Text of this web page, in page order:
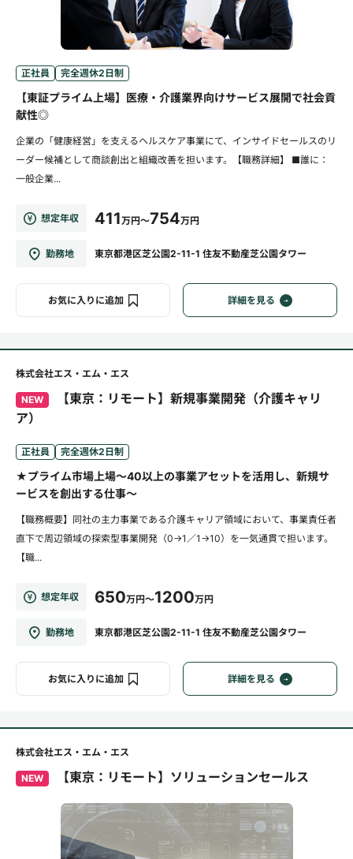
正社員 完全週休2日制
【東証プライム上場】医療・介護業界向けサービス展開で社会貢
献性◎
企業の「健康経営」を支えるヘルスケア事業にて、インサイドセールスのリ
ーダー候補として商談創出と組織改善を担います。【職務詳細】 ■誰に：
一般企業...
想定年収 411万円～754万円
勤務地 東京都港区芝公園2-11-1 住友不動産芝公園タワー
お気に入りに追加 詳細を見る
株式会社エス・エム・エス
NEW
【東京：リモート】新規事業開発（介護キャリ
ア）
正社員 完全週休2日制
★プライム市場上場～40以上の事業アセットを活用し、新規サ
ービスを創出する仕事～
【職務概要】同社の主力事業である介護キャリア領域において、事業責任者
直下で周辺領域の探索型事業開発（0→1／1→10）を一気通貫で担います。
【職...
想定年収 650万円～1200万円
勤務地 東京都港区芝公園2-11-1 住友不動産芝公園タワー
お気に入りに追加 詳細を見る
株式会社エス・エム・エス
NEW 【東京：リモート】ソリューションセールス